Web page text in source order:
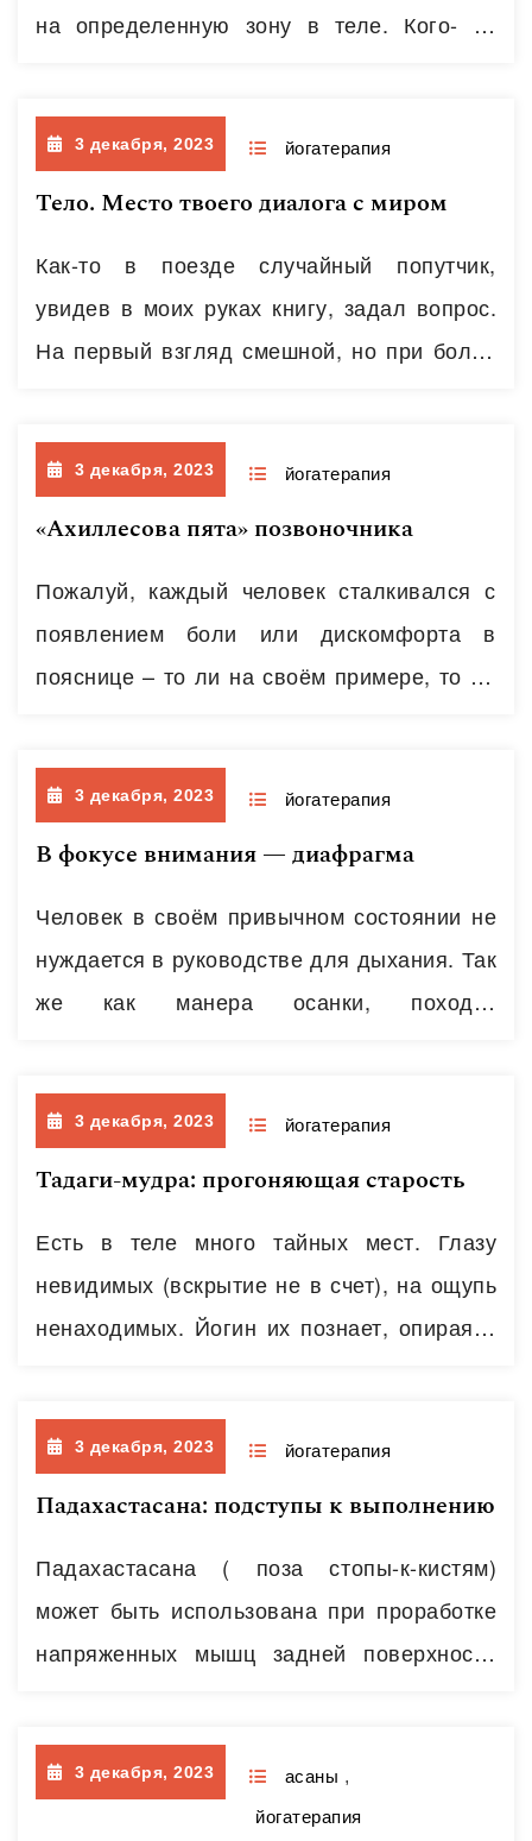
складывается в современной медицине,
говорят о необходимости и важности
профилактической…
на определенную зону в теле. Кого- то
пытается проработать зону поясницы; кого-
то — зажатость плечевого пояса,
преходящее онемение в руках, и тогда
отдел. Такой подход к практике является
не вполне корректным. Дело в том, что
каждая… Читать далее
3 декабря, 2023 йогатерапия
Тело. Место твоего диалога с миром
Как-то в поезде случайный попутчик,
увидев в моих руках книгу, задал вопрос.
На первый взгляд смешной, но при более
вдохновивший. Чем занимаются йоги в
этих странных позах? Похожий вопрос, но
с меньшей агрессией) задают те, кто хочет
вопрос, переформулируясь, остается у
тебя на разных этапах…
Читать далее
3 декабря, 2023 йогатерапия
«Ахиллесова пята» позвоночника
Пожалуй, каждый человек сталкивался с
появлением боли или дискомфорта в
пояснице – то ли на своём примере, то ли
статистике поясничный отдел напоминает
человеку о своём существовании гораздо
чаще, чем любой другой сегмент
является самым мощным по своей
структуре, и самым слабым по своей
уязвимости. «Ахиллесова…
Читать далее
3 декабря, 2023 йогатерапия
В фокусе внимания — диафрагма
Человек в своём привычном состоянии не
нуждается в руководстве для дыхания. Так
же как манера осанки, походки
мышечных напряжений, так и паттерн
дыхания, очерёдность включения
дыхательных мышц, полнота и глубина
ментальное состояние человека.
Мышечная система насчитывает более 400
мышц. И есть небольшое количество
сутки, среди…
3 декабря, 2023 йогатерапия
Тадаги-мудра: прогоняющая старость
Есть в теле много тайных мест. Глазу
невидимых (вскрытие не в счет), на ощупь
ненаходимых. Йогин их познает, опираясь
оккультных мышц — грудобрюшная
диафрагма. Как зонт раскрыла свой купол,
давая опору легким и сердцу. Подобно
каждый выдох взмывает к голове.
Метафорически говоря,… Читать далее
3 декабря, 2023 йогатерапия
Падахастасана: подступы к выполнению
Падахастасана ( поза стопы-к-кистям)
может быть использована при проработке
напряженных мышц задней поверхности
очень часто у людей, которые приходят в
йогу, что делает асану ценной для многих
занимающихся. При правильном
3 декабря, 2023 асаны ,
йогатерапия